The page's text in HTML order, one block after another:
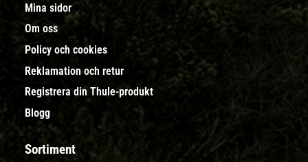
Mina sidor
Om oss
Policy och cookies
Reklamation och retur
Registrera din Thule-produkt
Blogg
Sortiment